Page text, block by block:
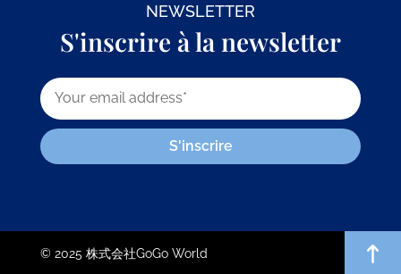
NEWSLETTER
S'inscrire à la newsletter
S'inscrire
© 2025 株式会社GoGo World